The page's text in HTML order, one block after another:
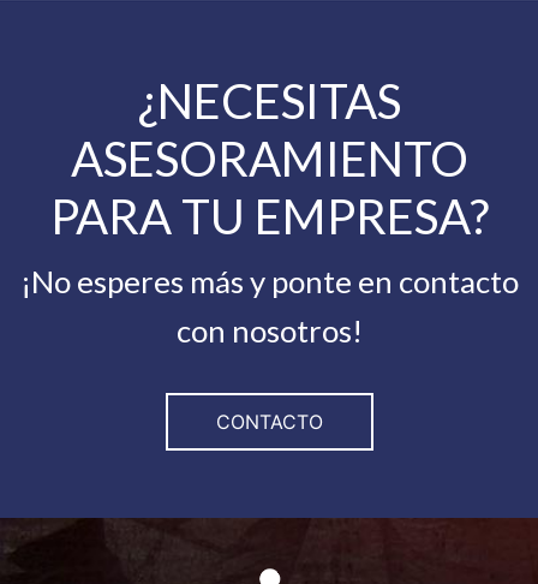
¿NECESITAS
ASESORAMIENTO
PARA TU EMPRESA?
¡No esperes más y ponte en contacto
con nosotros!
CONTACTO